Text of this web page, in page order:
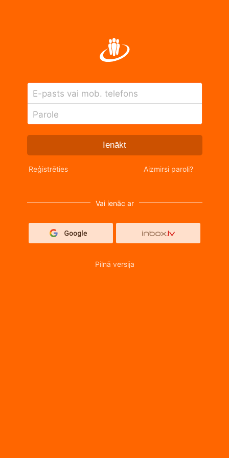
E-pasts vai mob. telefons
Parole
Ienākt
Reģistrēties Aizmirsi paroli?
Vai ienāc ar
Pilnā versija